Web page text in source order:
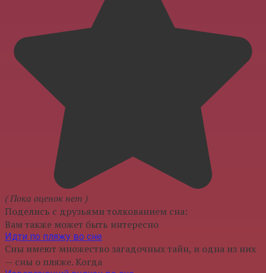
( Пока оценок нет )
Поделись с друзьями толкованием сна:
Вам также может быть интересно
Идти по пляжу во сне
Сны имеют множество загадочных тайн, и одна из них
— сны о пляже. Когда